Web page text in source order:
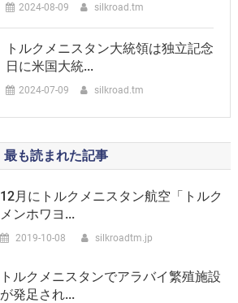
2024-08-09 silkroad.tm
トルクメニスタン大統領は独立記念
日に米国大統...
2024-07-09 silkroad.tm
最も読まれた記事
12月にトルクメニスタン航空「トルク
メンホワヨ...
2019-10-08 silkroadtm.jp
トルクメニスタンでアラバイ繁殖施設
が発足され...